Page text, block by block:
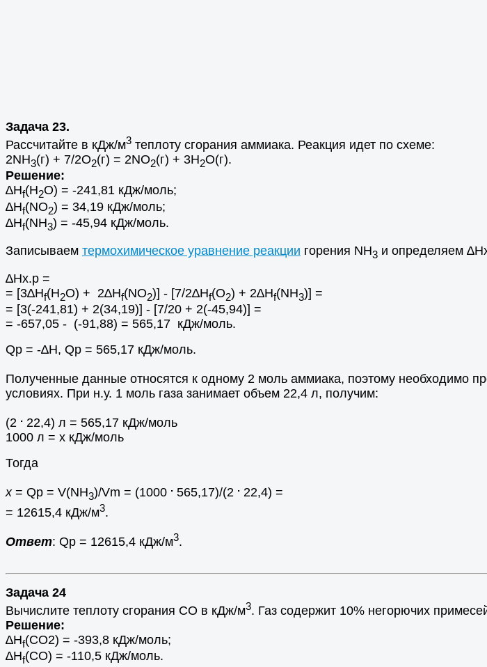
Задача 23.
Рассчитайте в кДж/м3 теплоту сгорания аммиака. Реакция идет по схеме:
2NH3(г) + 7/2O2(г) = 2NO2(г) + 3H2O(г).
Решение:
∆Нf(Н2O) = -241,81 кДж/моль;
∆Нf(NO2) = 34,19 кДж/моль;
∆Нf(NH3) = -45,94 кДж/моль.
Записываем термохимическое уравнение реакции горения NH3 и определяем
∆Hх.р =
= [3∆Нf(Н2O) + 2∆Нf(NO2)] - [7/2∆Нf(O2) + 2∆Нf(NH3)] =
= [3(-241,81) + 2(34,19)] - [7/20 + 2(-45,94)] =
= -657,05 - (-91,88) = 565,17 кДж/моль.
Qр = -∆H, Qр = 565,17 кДж/моль.
Полученные данные относятся к одному 2 моль аммиака, поэтому необходимо
условиях. При н.у. 1 моль газа занимает объем 22,4 л, получим:
(2 . 22,4) л = 565,17 кДж/моль
1000 л = х кДж/моль
Тогда
х= Qр = V(NH3)/Vm = (1000 . 565,17)/(2 . 22,4) =
= 12615,4 кДж/м3.
Ответ: Qр = 12615,4 кДж/м3.
Задача 24
Вычислите теплоту сгорания СО в кДж/м3. Газ содержит 10% негорючих
Решение:
∆Нf(CO2) = -393,8 кДж/моль;
∆Нf(CO) = -110,5 кДж/моль.